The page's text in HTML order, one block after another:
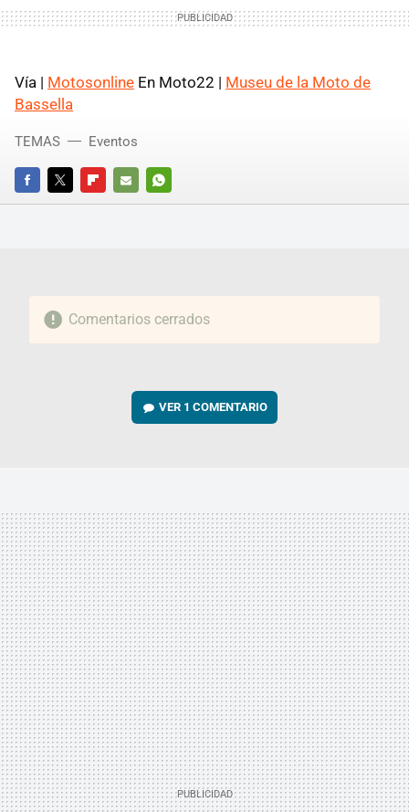
Vía | Motosonline En Moto22 | Museu de la Moto de
Bassella
FACEBOOKTWITTERFLIPBOARD
E-
WHATSAPP
TEMAS Eventos
Comentarios cerrados
VER 1 COMENTARIO